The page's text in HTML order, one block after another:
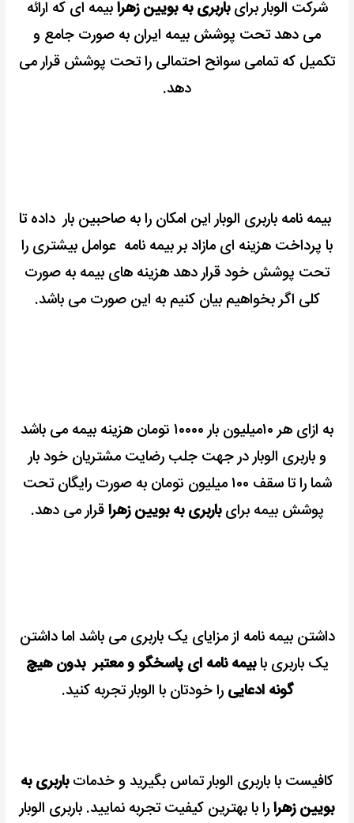
شرکت الوبار برایباربری به بویین زهرابیمه ای که ارائه
می دهد تحت پوشش بیمه ایران به صورت جامع و
تکمیل که تمامی سوانح احتمالی را تحت پوشش قرار می
دهد.
بیمه نامه باربری الوبار این امکان را به صاحبین بار داده تا
با پرداخت هزینه ای مازاد بر بیمه نامه عوامل بیشتری را
تحت پوشش خود قرار دهد هزینه های بیمه به صورت
کلی اگر بخواهیم بیان کنیم به این صورت می باشد.
به ازای هر ۱۰میلیون بار ۱۰۰۰۰ تومان هزینه بیمه می باشد
و باربری الوبار در جهت جلب رضایت مشتریان خود بار
شما را تا سقف ۱۰۰ میلیون تومان به صورت رایگان تحت
پوشش بیمه برایباربری به بویین زهراقرار می دهد.
داشتن بیمه نامه از مزایای یک باربری می باشد اما داشتن
یک باربری بابیمه نامه ای پاسخگو و معتبر بدون هیچ
گونه ادعایی را خودتان با الوبار تجربه کنید.
کافیست با باربری الوبار تماس بگیرید و خدماتباربری به
بویین زهرارا با بهترین کیفیت تجربه نمایید. باربری الوبار